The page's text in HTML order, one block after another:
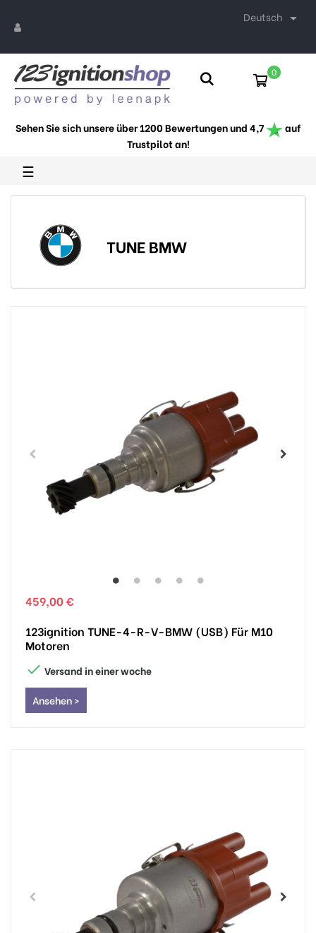
Deutsch 
0
Sehen Sie sich unsere über 1200 Bewertungen und 4,7
auf
Trustpilot an!
Umschalten
der
Navigation
☰
TUNE BMW
459,00 €
123ignition TUNE-4-R-V-BMW (USB) Für M10
Motoren
 Versand in einer woche
Ansehen >